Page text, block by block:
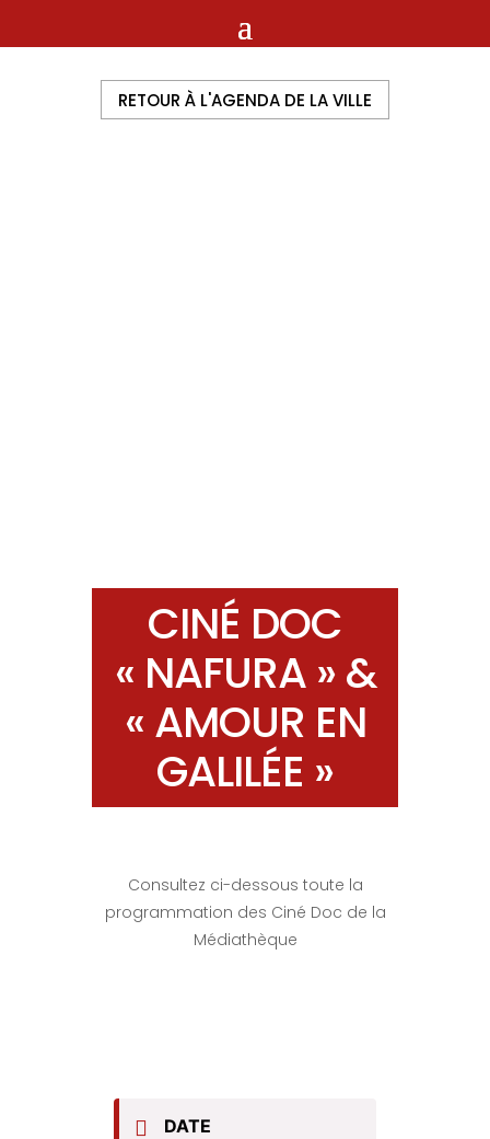
RETOUR À L'AGENDA DE LA VILLE
CINÉ DOC
« NAFURA » &
« AMOUR EN
GALILÉE »
Consultez ci-dessous toute la
programmation des Ciné Doc de la
Médiathèque
DATE